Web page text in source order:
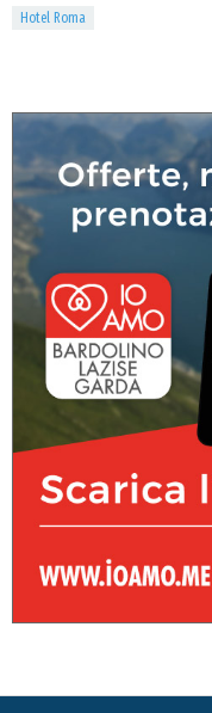
Hotel Roma